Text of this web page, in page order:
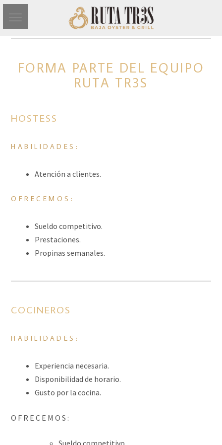
FORMA PARTE DEL EQUIPO
RUTA TR3S
HOSTESS
HABILIDADES:
Atención a clientes.
OFRECEMOS:
Sueldo competitivo.
Prestaciones.
Propinas semanales.
COCINEROS
HABILIDADES:
Experiencia necesaria.
Disponibilidad de horario.
Gusto por la cocina.
O F R E C E M O S :
Sueldo competitivo.